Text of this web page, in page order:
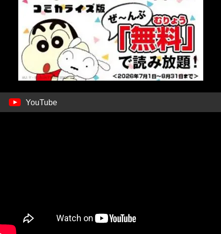
YouTube